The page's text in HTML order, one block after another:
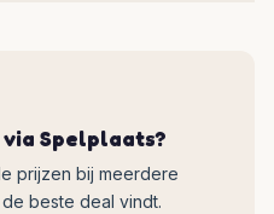
Spelplaats?
prijzen bij meerdere
beste deal vindt.